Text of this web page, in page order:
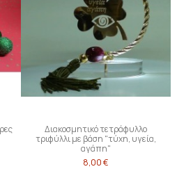
Διακοσμητικό τετράφυλλο
τριφύλλι με βάση "τύχη, υγεία,
αγάπη"
8,00 €